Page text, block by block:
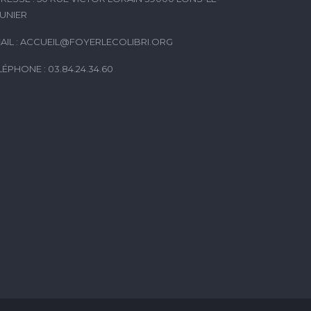
: ACCUEIL@FOYERLECOLIBRI.ORG
: 03.84.24.34.60